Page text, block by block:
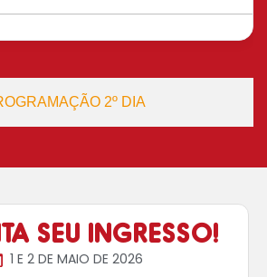
2º DIA
SEU INGRESSO!
1 E 2 DE MAIO DE 2026